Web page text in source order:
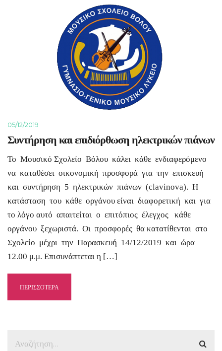
05/12/2019
Συντήρηση και επιδιόρθωση ηλεκτρικών πιάνων
Το Μουσικό Σχολείο Βόλου κάλει κάθε ενδιαφερόμενο
να καταθέσει οικονομική προσφορά για την επισκευή
και συντήρηση 5 ηλεκτρικών πιάνων (clavinova). Η
κατάσταση του κάθε οργάνου είναι διαφορετική και για
το λόγο αυτό απαιτείται ο επιτόπιος έλεγχος κάθε
οργάνου ξεχωριστά. Οι προσφορές θα κατατίθενται στο
Σχολείο μέχρι την Παρασκευή 14/12/2019 και ώρα
12.00 μ.μ. Επισυνάπτεται η […]
ΠΕΡΙΣΣΟΤΕΡΑ